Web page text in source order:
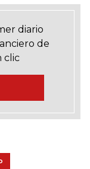
diario
de
clic